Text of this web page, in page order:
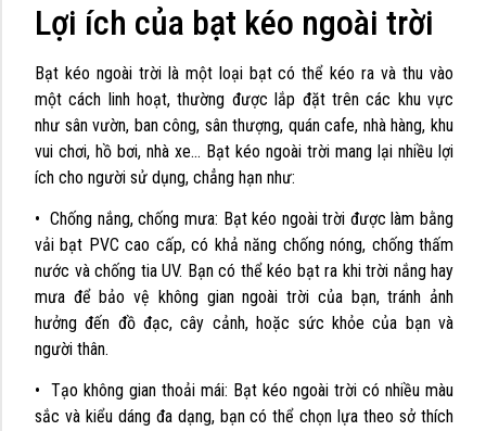
Lợi ích của bạt kéo ngoài trời
Bạt kéo ngoài trời là một loại bạt có thể kéo ra và thu vào
một cách linh hoạt, thường được lắp đặt trên các khu vực
như sân vườn, ban công, sân thượng, quán cafe, nhà hàng, khu
vui chơi, hồ bơi, nhà xe… Bạt kéo ngoài trời mang lại nhiều lợi
ích cho người sử dụng, chẳng hạn như:
• Chống nắng, chống mưa: Bạt kéo ngoài trời được làm bằng
vải bạt PVC cao cấp, có khả năng chống nóng, chống thấm
nước và chống tia UV. Bạn có thể kéo bạt ra khi trời nắng hay
mưa để bảo vệ không gian ngoài trời của bạn, tránh ảnh
hưởng đến đồ đạc, cây cảnh, hoặc sức khỏe của bạn và
người thân.
• Tạo không gian thoải mái: Bạt kéo ngoài trời có nhiều màu
sắc và kiểu dáng đa dạng, bạn có thể chọn lựa theo sở thích